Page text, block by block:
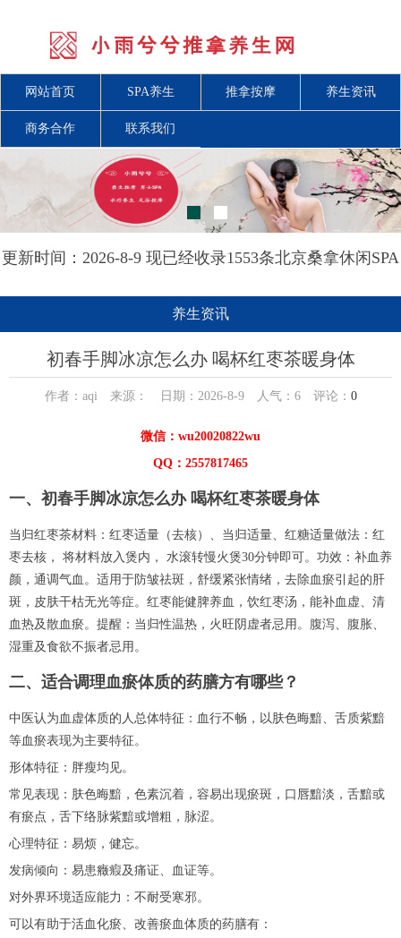
网站首页 SPA养生 推拿按摩 养生资讯
商务合作 联系我们
更新时间：2026-8-9 现已经收录1553条北京桑拿休闲SPA
养生资讯
初春手脚冰凉怎么办 喝杯红枣茶暖身体
作者：aqi 来源： 日期：2026-8-9 人气： 6评论： 0
微信：wu20020822wu
QQ：2557817465
一、初春手脚冰凉怎么办 喝杯红枣茶暖身体
当归红枣茶材料：红枣适量（去核）、当归适量、红糖适量做法：红
枣去核， 将材料放入煲内， 水滚转慢火煲30分钟即可。功效：补血养
颜，通调气血。适用于防皱祛斑，舒缓紧张情绪，去除血瘀引起的肝
斑，皮肤干枯无光等症。红枣能健脾养血，饮红枣汤，能补血虚、清
血热及散血瘀。提醒：当归性温热，火旺阴虚者忌用。腹泻、腹胀、
湿重及食欲不振者忌用。
二、适合调理血瘀体质的药膳方有哪些？
中医认为血虚体质的人总体特征：血行不畅，以肤色晦黯、舌质紫黯
等血瘀表现为主要特征。
形体特征：胖瘦均见。
常见表现：肤色晦黯，色素沉着，容易出现瘀斑，口唇黯淡，舌黯或
有瘀点，舌下络脉紫黯或增粗，脉涩。
心理特征：易烦，健忘。
发病倾向：易患癥瘕及痛证、血证等。
对外界环境适应能力：不耐受寒邪。
可以有助于活血化瘀、改善瘀血体质的药膳有：